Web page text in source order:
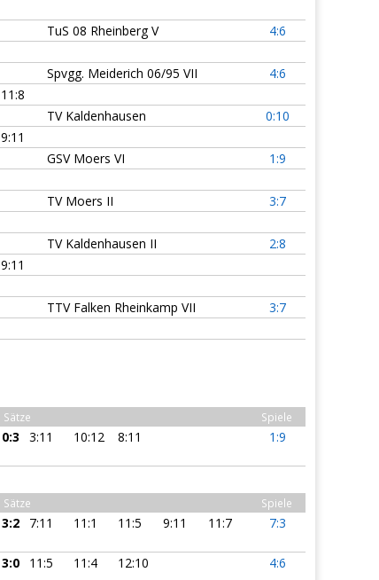
TuS 08 Rheinberg V
4:6
Spvgg. Meiderich 06/95 VII
4:6
11:8
TV Kaldenhausen
0:10
9:11
GSV Moers VI
1:9
TV Moers II
3:7
TV Kaldenhausen II
2:8
9:11
TTV Falken Rheinkamp VII
3:7
Sätze Spiele
0:3 3:11 10:12 8:11 1:9
Sätze Spiele
3:2 7:11 11:1 11:5 9:11 11:7 7:3
3:0 11:5 11:4 12:10 4:6